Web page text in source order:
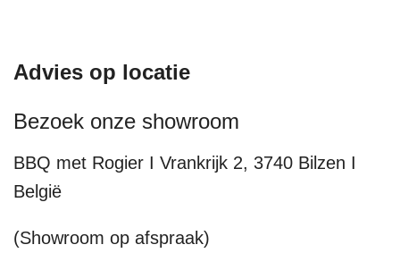
Advies op locatie
Bezoek onze showroom
BBQ met Rogier I Vrankrijk 2, 3740 Bilzen I
België
(Showroom op afspraak)